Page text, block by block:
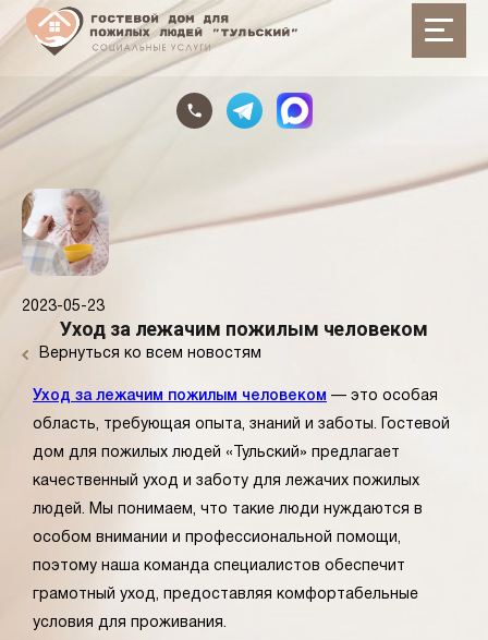
2023-05-23
Уход за лежачим пожилым человеком
Вернуться ко всем новостям
Уход за лежачим пожилым человеком — это особая
область, требующая опыта, знаний и заботы. Гостевой
дом для пожилых людей «Тульский» предлагает
качественный уход и заботу для лежачих пожилых
людей. Мы понимаем, что такие люди нуждаются в
особом внимании и профессиональной помощи,
поэтому наша команда специалистов обеспечит
грамотный уход, предоставляя комфортабельные
условия для проживания.